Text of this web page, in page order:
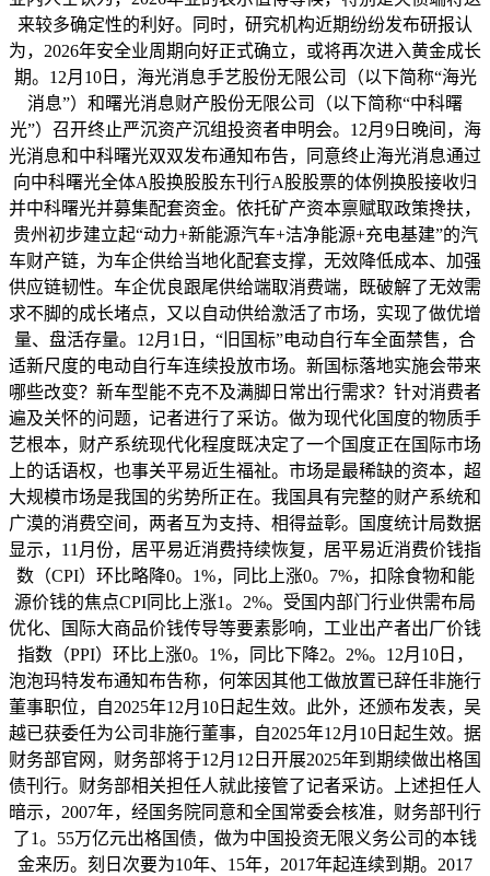
来较多确定性的利好。同时，研究机构近期纷纷发布研报认
为，2026年安全业周期向好正式确立，或将再次进入黄金成长
期。12月10日，海光消息手艺股份无限公司（以下简称“海光
消息”）和曙光消息财产股份无限公司（以下简称“中科曙
光”）召开终止严沉资产沉组投资者申明会。12月9日晚间，海
光消息和中科曙光双双发布通知布告，同意终止海光消息通过
向中科曙光全体A股换股股东刊行A股股票的体例换股接收归
并中科曙光并募集配套资金。依托矿产资本禀赋取政策搀扶，
贵州初步建立起“动力+新能源汽车+洁净能源+充电基建”的汽
车财产链，为车企供给当地化配套支撑，无效降低成本、加强
供应链韧性。车企优良跟尾供给端取消费端，既破解了无效需
求不脚的成长堵点，又以自动供给激活了市场，实现了做优增
量、盘活存量。12月1日，“旧国标”电动自行车全面禁售，合
适新尺度的电动自行车连续投放市场。新国标落地实施会带来
哪些改变？新车型能不克不及满脚日常出行需求？针对消费者
遍及关怀的问题，记者进行了采访。做为现代化国度的物质手
艺根本，财产系统现代化程度既决定了一个国度正在国际市场
上的话语权，也事关平易近生福祉。市场是最稀缺的资本，超
大规模市场是我国的劣势所正在。我国具有完整的财产系统和
广漠的消费空间，两者互为支持、相得益彰。国度统计局数据
显示，11月份，居平易近消费持续恢复，居平易近消费价钱指
数（CPI）环比略降0。1%，同比上涨0。7%，扣除食物和能
源价钱的焦点CPI同比上涨1。2%。受国内部门行业供需布局
优化、国际大商品价钱传导等要素影响，工业出产者出厂价钱
指数（PPI）环比上涨0。1%，同比下降2。2%。12月10日，
泡泡玛特发布通知布告称，何笨因其他工做放置已辞任非施行
董事职位，自2025年12月10日起生效。此外，还颁布发表，吴
越已获委任为公司非施行董事，自2025年12月10日起生效。据
财务部官网，财务部将于12月12日开展2025年到期续做出格国
债刊行。财务部相关担任人就此接管了记者采访。上述担任人
暗示，2007年，经国务院同意和全国常委会核准，财务部刊行
了1。55万亿元出格国债，做为中国投资无限义务公司的本钱
金来历。刻日次要为10年、15年，2017年起连续到期。2017